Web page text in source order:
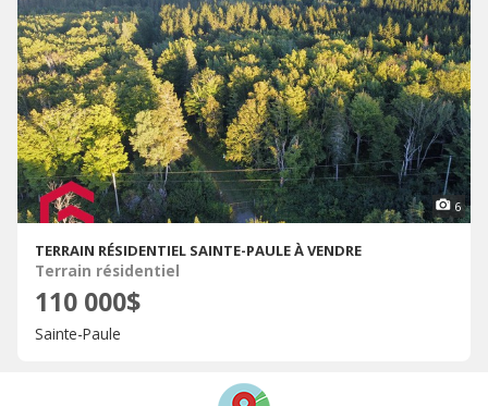
6
TERRAIN RÉSIDENTIEL SAINTE-PAULE À VENDRE
Terrain résidentiel
110 000$
Sainte-Paule